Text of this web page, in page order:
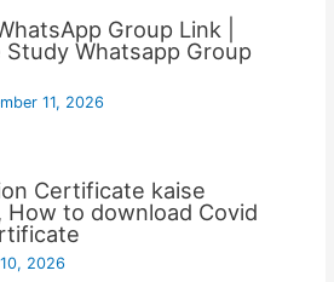
Group Link |
Study Whatsapp Group
11, 2026
Certificate kaise
How to download Covid
2026